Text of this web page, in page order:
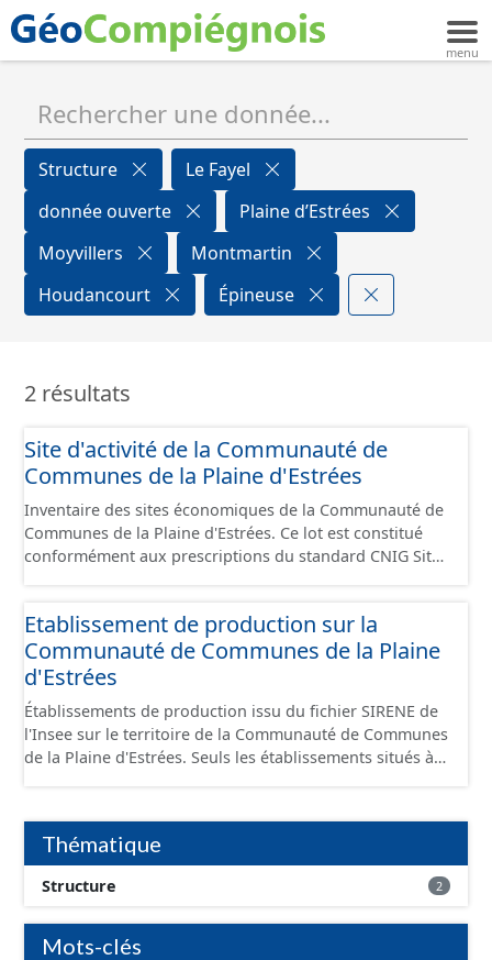
Structure
Le Fayel
donnée ouverte
Plaine d’Estrées
Moyvillers
Montmartin
Houdancourt
Épineuse
2 résultats
Site d'activité de la Communauté de
Communes de la Plaine d'Estrées
Inventaire des sites économiques de la Communauté de
Communes de la Plaine d'Estrées. Ce lot est constitué
conformément aux prescriptions du standard CNIG Sites
Etablissement de production sur la
Communauté de Communes de la Plaine
d'Estrées
Établissements de production issu du fichier SIRENE de
l'Insee sur le territoire de la Communauté de Communes
de la Plaine d'Estrées. Seuls les établissements situés à
conformément aux prescriptions du standard CNIG Sites
Économiques. Ce lot ne contient pas la référence aux
terrains à vocation économique à ce jour. Il est filtré au-
delà des prescriptions du CNIG se limitant aux SCI.
Thématique
Structure 2
Mots-clés